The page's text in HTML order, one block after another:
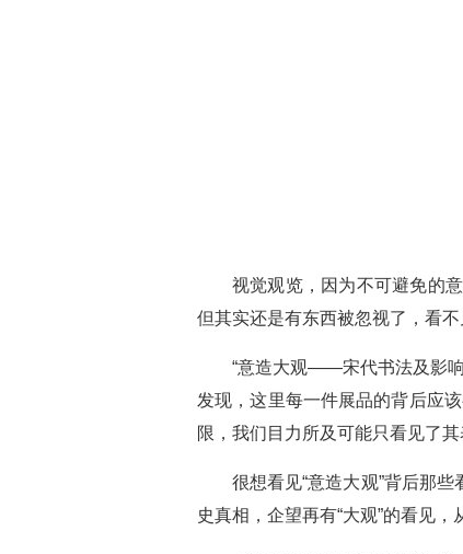
视觉观览，因为不可避免的
但其实还是有东西被忽视了，看
“意造大观——宋代书法及影响
发现，这里每一件展品的背后应
限，我们目力所及可能只看见了
很想看见“意造大观”背后那
史真相，企望再有“大观”的看见，